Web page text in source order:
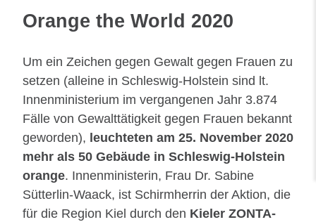
Orange the World 2020
Um ein Zeichen gegen Gewalt gegen Frauen zu
setzen (alleine in Schleswig-Holstein sind lt.
Innenministerium im vergangenen Jahr 3.874
Fälle von Gewalttätigkeit gegen Frauen bekannt
geworden), leuchteten am 25. November 2020
mehr als 50 Gebäude in Schleswig-Holstein
orange. Innenministerin, Frau Dr. Sabine
Sütterlin-Waack, ist Schirmherrin der Aktion, die
für die Region Kiel durch den Kieler ZONTA-